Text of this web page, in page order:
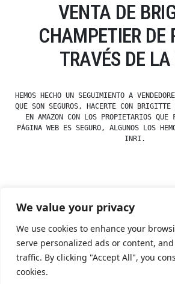
We value your privacy
We use cookies to enhance your
serve personalized ads or content,
traffic. By clicking "Accept All", you
cookies.
VENTA DE
CHAMPETIER DE
TRAVÉS DE
HEMOS HECHO UN SEGUIMIENTO A
QUE SON SEGUROS, HACERTE CON
EN AMAZON CON LOS PROPIETARIOS
PÁGINA WEB ES SEGURO, ALGUNOS LOS
INRI.
by
Posted
Uncategorized
Tienda Esotérica Online – Librería
powered by WordPress.